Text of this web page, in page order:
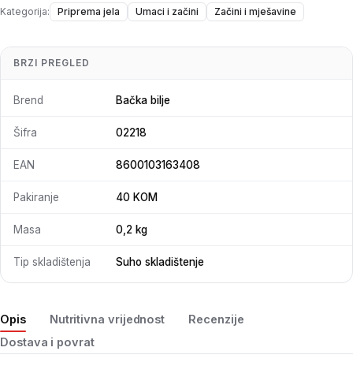
Kategorija: Priprema jela Umaci i začini Začini i mješavine
Opis Nutritivna vrijednost
Recenzije
Dostava i povrat
BRZI PREGLED
Brend Bačka bilje
Šifra 02218
EAN 8600103163408
Pakiranje 40 KOM
Masa 0,2 kg
Tip skladištenja Suho skladištenje